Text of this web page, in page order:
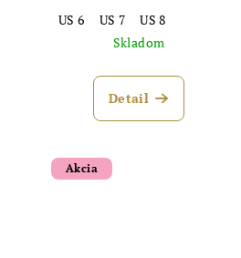
US 6 US 7
US 8
Skladom
Detail
Akcia